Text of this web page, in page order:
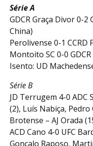
Série A
GDCR Graça Divor 0-
China)
Perolivense 0-1 CCRD
Montoito SC 0-0
Isento: UD
Série B
JD Terrugem 4-0 ADC
(2), Luís Nabiça, Pedro
Brotense – AJ Orada
ACD Cano 4-0 UFC
Gonçalo Raposo,